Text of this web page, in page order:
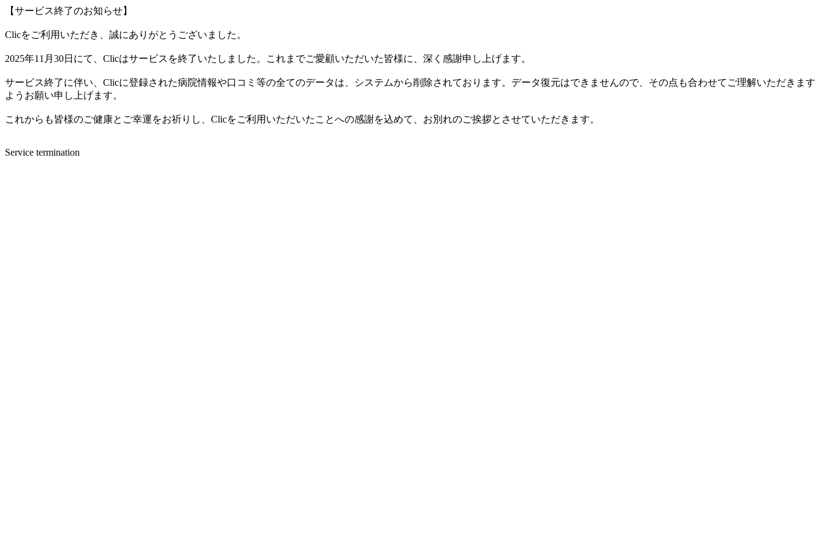
【サービス終了のお知らせ】
Clicをご利用いただき、誠にありがとうございました。
2025年11月30日にて、Clicはサービスを終了いたしました。これまでご愛顧いただいた皆様に、深く感謝申し上げます。
サービス終了に伴い、Clicに登録された病院情報や口コミ等の全てのデータは、システムから削除されております。データ復元はできませんので、その点も合わせてご理解いただきます
ようお願い申し上げます。
これからも皆様のご健康とご幸運をお祈りし、Clicをご利用いただいたことへの感謝を込めて、お別れのご挨拶とさせていただきます。
Service termination